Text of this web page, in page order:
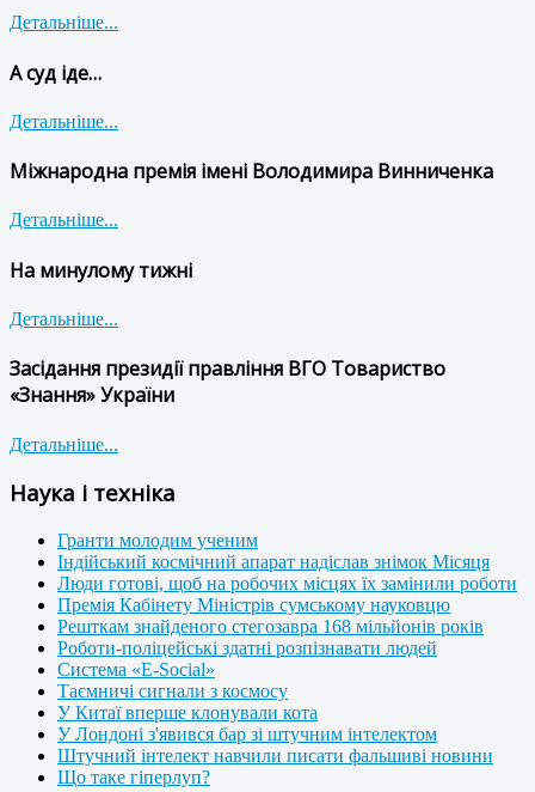
Детальніше...
А суд іде…
Детальніше...
Міжнародна премія імені Володимира Винниченка
Детальніше...
На минулому тижні
Детальніше...
Засідання президії правління ВГО Товариство
«Знання» України
Детальніше...
Наука і техніка
Гранти молодим ученим
Індійський космічний апарат надіслав знімок Місяця
Люди готові, щоб на робочих місцях їх замінили роботи
Премія Кабінету Міністрів сумському науковцю
Решткам знайденого стегозавра 168 мільйонів років
Роботи-поліцейські здатні розпізнавати людей
Система «E-Social»
Таємничі сигнали з космосу
У Китаї вперше клонували кота
У Лондоні з'явився бар зі штучним інтелектом
Штучний інтелект навчили писати фальшиві новини
Що таке гіперлуп?